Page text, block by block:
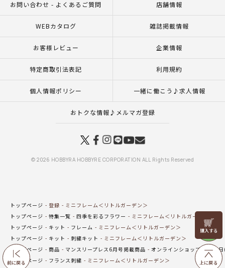
前に戻る
リリヤン
フェア
上に戻る
お問い合わせ - よくあるご質問 店舗情報
WEBカタログ 雑誌掲載情報
お客様レビュー 企業情報
特定商取引法表記 利用規約
個人情報ポリシー 一緒に働こう♪求人情報
おトクな情報♪メルマガ登録
© 2026 HOBBYRA HOBBYRE CORPORATION ALL Rights Reserved
トップページ 登録
ミニフレーム＜リトルガーデン＞
トップページ
特集一覧 四季を彩るフラワー
ミニフレーム＜リトルガーデン＞
トップページ
キット フレーム
ミニフレーム＜リトルガーデン＞
トップページ
キット 刺繍キット
ミニフレーム＜リトルガーデン＞
トップページ
商品 マンスリープレス6月号掲載商品
オンラインショップ 6月19
トップページ
フランス刺繍
ミニフレーム＜リトルガーデン＞